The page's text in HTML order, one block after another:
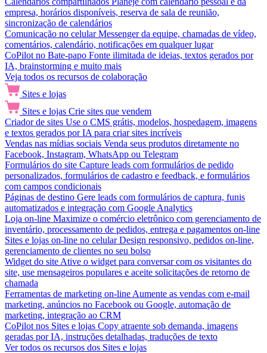
empresa, horários disponíveis, reserva de sala de reunião,
sincronização de calendários
Comunicação no celular Messenger da equipe, chamadas de vídeo,
comentários, calendário, notificações em qualquer lugar
CoPilot no Bate-papo Fonte ilimitada de ideias, textos gerados por
IA, brainstorming e muito mais
Veja todos os recursos de colaboração
Sites e lojas
Sites e lojas Crie sites que vendem
Criador de sites Use o CMS grátis, modelos, hospedagem, imagens
e textos gerados por IA para criar sites incríveis
Vendas nas mídias sociais Venda seus produtos diretamente no
Facebook, Instagram, WhatsApp ou Telegram
Formulários do site Capture leads com formulários de pedido
personalizados, formulários de cadastro e feedback, e formulários
com campos condicionais
Páginas de destino Gere leads com formulários de captura, funis
automatizados e integração com Google Analytics
Loja on-line Maximize o comércio eletrônico com gerenciamento de
inventário, processamento de pedidos, entrega e pagamentos on-line
Sites e lojas on-line no celular Design responsivo, pedidos on-line,
gerenciamento de clientes no seu bolso
Widget do site Ative o widget para conversar com os visitantes do
site, use mensageiros populares e aceite solicitações de retorno de
chamada
Ferramentas de marketing on-line Aumente as vendas com e-mail
marketing, anúncios no Facebook ou Google, automação de
marketing, integração ao CRM
CoPilot nos Sites e lojas Copy atraente sob demanda, imagens
geradas por IA, instruções detalhadas, traduções de texto
Ver todos os recursos dos Sites e lojas